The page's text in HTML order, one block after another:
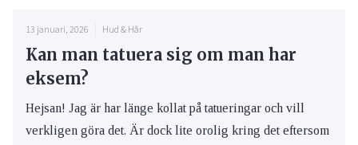
13 januari, 2026 Hud & Hår
Kan man tatuera sig om man har
eksem?
Hejsan! Jag är har länge kollat på tatueringar och vill
verkligen göra det. Är dock lite orolig kring det eftersom